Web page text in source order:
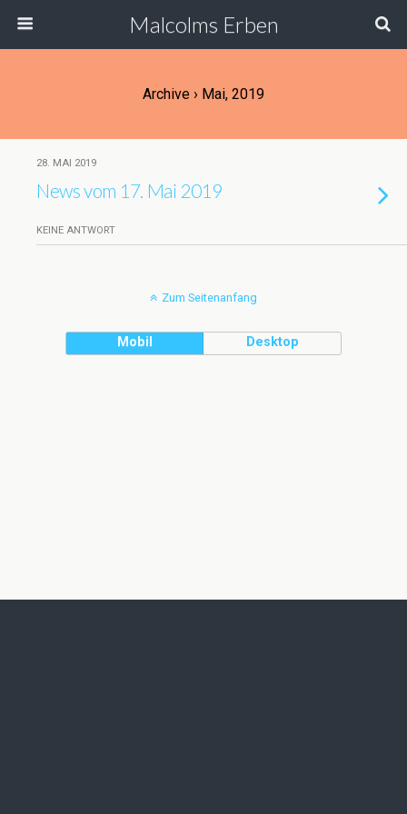
Malcolms Erben
Archive › Mai, 2019
28. MAI 2019
News vom 17. Mai 2019
KEINE ANTWORT
Zum Seitenanfang
Mobil Desktop